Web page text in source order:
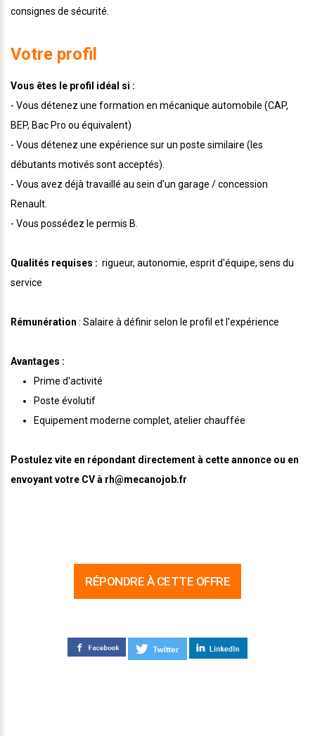
consignes de sécurité.
Votre profil
Vous êtes le profil idéal si :
- Vous détenez une formation en mécanique automobile (CAP,
BEP, Bac Pro ou équivalent)
- Vous détenez une expérience sur un poste similaire (les
débutants motivés sont acceptés).
- Vous avez déjà travaillé au sein d'un garage / concession
Renault.
- Vous possédez le permis B.
Qualités requises : rigueur, autonomie, esprit d'équipe, sens du
service
Rémunération : Salaire à définir selon le profil et l'expérience
Avantages :
Prime d'activité
Poste évolutif
Equipement moderne complet, atelier chauffée
Postulez vite en répondant directement à cette annonce ou en
envoyant votre CV à rh@mecanojob.fr
RÉPONDRE À CETTE OFFRE